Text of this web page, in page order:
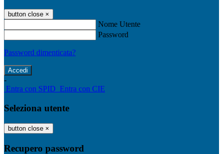
button close ×
Nome Utente
Password
Password dimenticata?
-
Entra con SPID Entra con CIE
Seleziona utente
button close ×
Recupero password